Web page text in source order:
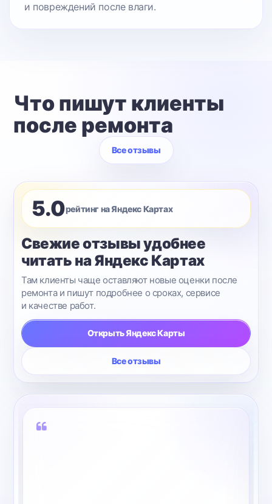
и повреждений после влаги.
Что пишут клиенты
после ремонта
Все отзывы
5.0рейтинг на Яндекс Картах
Свежие отзывы удобнее
читать на Яндекс Картах
Там клиенты чаще оставляют новые оценки после
ремонта и пишут подробнее о сроках, сервисе
и качестве работ.
Открыть Яндекс Карты
Все отзывы